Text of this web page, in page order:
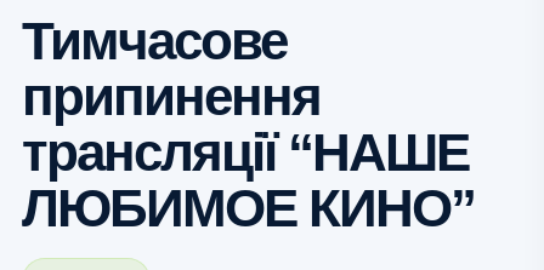
Тимчасове
припинення
трансляції “НАШЕ
ЛЮБИМОЕ КИНО”